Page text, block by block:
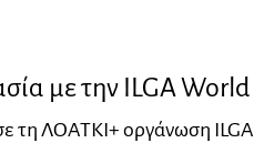
με την ILGA World
τη ΛΟΑΤΚΙ+ οργάνωση ILGA